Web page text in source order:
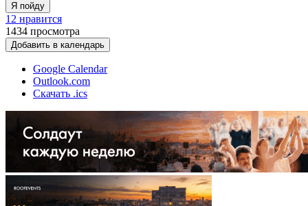
Я пойду
12 нравится
1434 просмотра
Добавить в календарь
Google Calendar
Outlook.com
Скачать .ics